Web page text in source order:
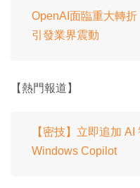
OpenAI面臨重大轉
引發業界震動
【熱門報道】
【密技】立即追加
Windows Copilot